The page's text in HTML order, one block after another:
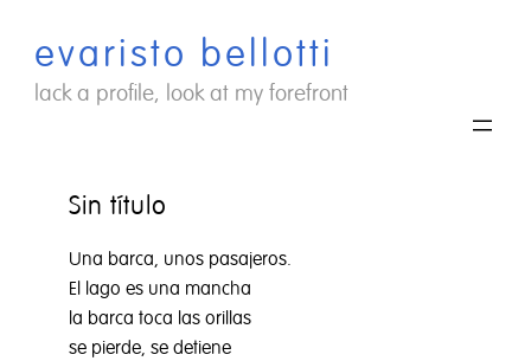
contenidoevaristo bellotti
lack a profile, look at my forefront
Sin título
Una barca, unos pasajeros.
El lago es una mancha
la barca toca las orillas
se pierde, se detiene